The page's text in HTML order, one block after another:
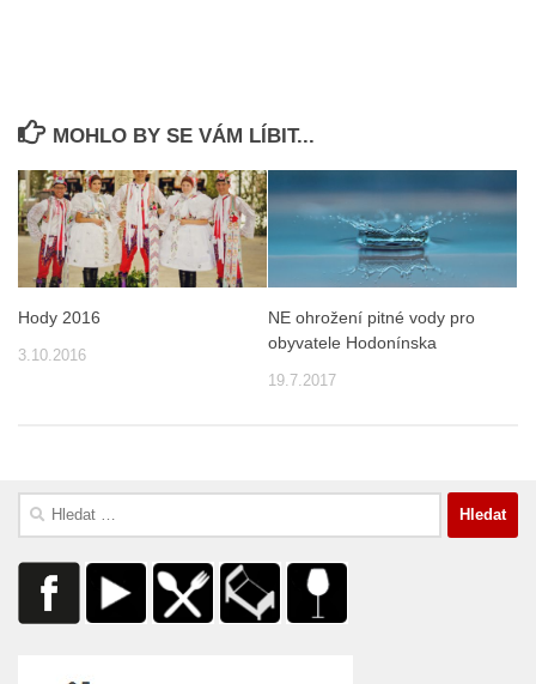
MOHLO BY SE VÁM LÍBIT...
Hody 2016
3.10.2016
NE ohrožení pitné vody pro
obyvatele Hodonínska
19.7.2017
Vyhledávání